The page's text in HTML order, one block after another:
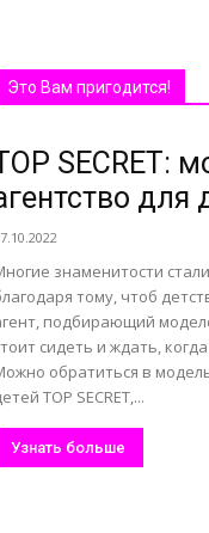
Это Вам пригодится!
SECRET:
для
знаменитости
тому, чтоб
подбирающий
сидеть и ждать,
обратиться в
TOP SECRET,...
Узнать больше